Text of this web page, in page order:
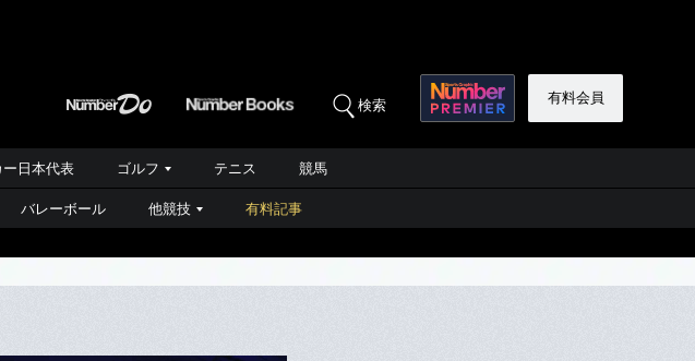
検索 有料会員
ー日本代表 ゴルフ テニス 競馬
バレーボール 他競技 有料記事